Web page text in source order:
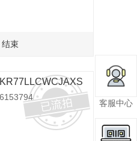
束
客服中心